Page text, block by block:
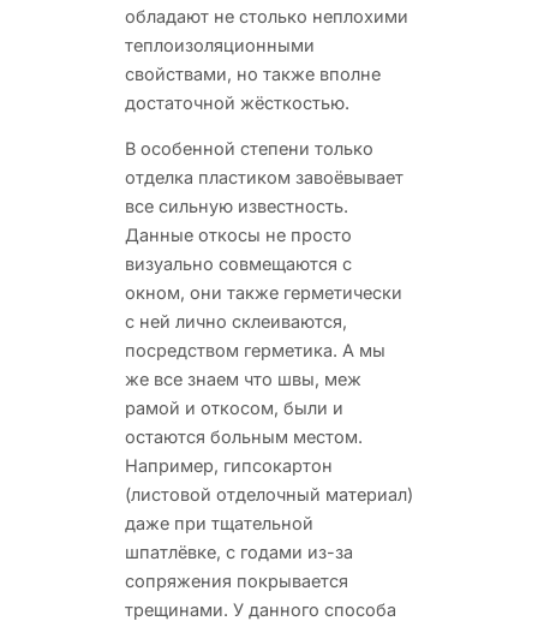
обладают не столько неплохими
теплоизоляционными
свойствами, но также вполне
достаточной жёсткостью.
В особенной степени только
отделка пластиком завоёвывает
все сильную известность.
Данные откосы не просто
визуально совмещаются с
окном, они также герметически
с ней лично склеиваются,
посредством герметика. А мы
же все знаем что швы, меж
рамой и откосом, были и
остаются больным местом.
Например, гипсокартон
(листовой отделочный материал)
даже при тщательной
шпатлёвке, с годами из-за
сопряжения покрывается
трещинами. У данного способа